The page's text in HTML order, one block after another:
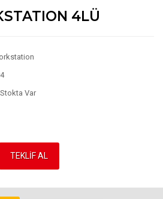
4LÜ
Stokta Var
TEKLİF AL